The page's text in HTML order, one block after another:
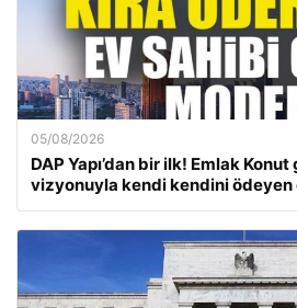
05/08/2026
DAP Yapı’dan bir ilk! Emlak
vizyonuyla kendi kendini ödeyen